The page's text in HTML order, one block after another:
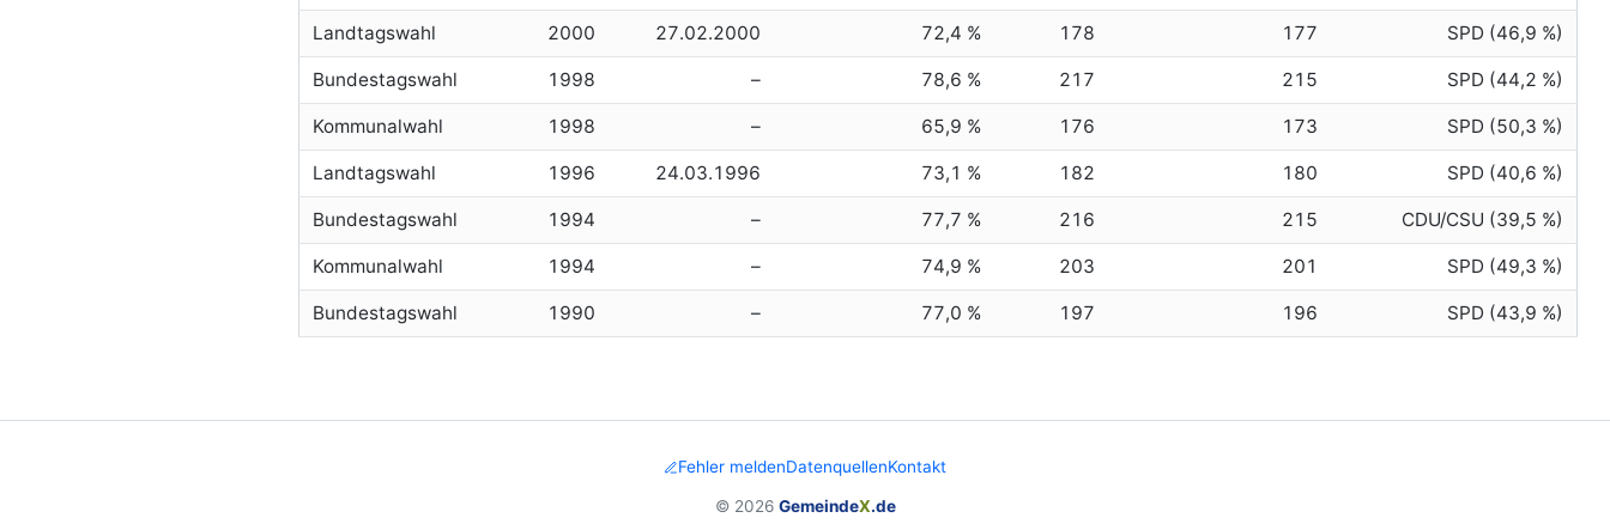
Landtagswahl 2000 27.02.2000 72,4 % 178 177 SPD (46,9 %)
Bundestagswahl 1998 – 78,6 % 217 215 SPD (44,2 %)
Kommunalwahl 1998 – 65,9 % 176 173 SPD (50,3 %)
Landtagswahl 1996 24.03.1996 73,1 % 182 180 SPD (40,6 %)
Bundestagswahl 1994 – 77,7 % 216 215 CDU/CSU (39,5 %)
Kommunalwahl 1994 – 74,9 % 203 201 SPD (49,3 %)
Bundestagswahl 1990 – 77,0 % 197 196 SPD (43,9 %)
Fehler meldenDatenquellenKontakt
© 2026 GemeindeX.de